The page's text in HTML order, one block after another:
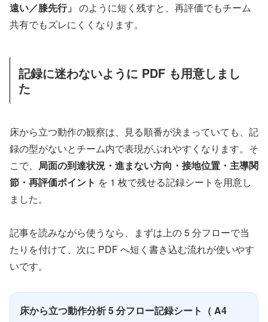
遠い／膝先行」 のように短く残すと、再評価でもチーム
共有でもズレにくくなります。
記録に迷わないように PDF も用意しまし
た
床から立つ動作の観察は、見る順番が決まっていても、記
録の型がないとチーム内で表現がぶれやすくなります。そ
こで、 局面の到達状況・進まない方向・接地位置・主導関
節・再評価ポイント を 1 枚で残せる記録シートを用意し
ました。
記事を読みながら使うなら、まずは上の 5 分フローで当
たりを付けて、次に PDF へ短く書き込む流れが使いやす
いです。
床から立つ動作分析 5 分フロー記録シート（ A4